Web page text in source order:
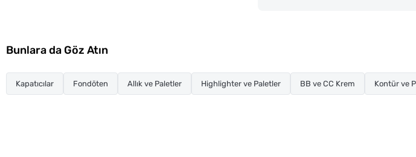
Bunlara da Göz Atın
Kapatıcılar Fondöten Allık ve Paletler Highlighter ve Paletler BB ve CC Krem Kontür ve